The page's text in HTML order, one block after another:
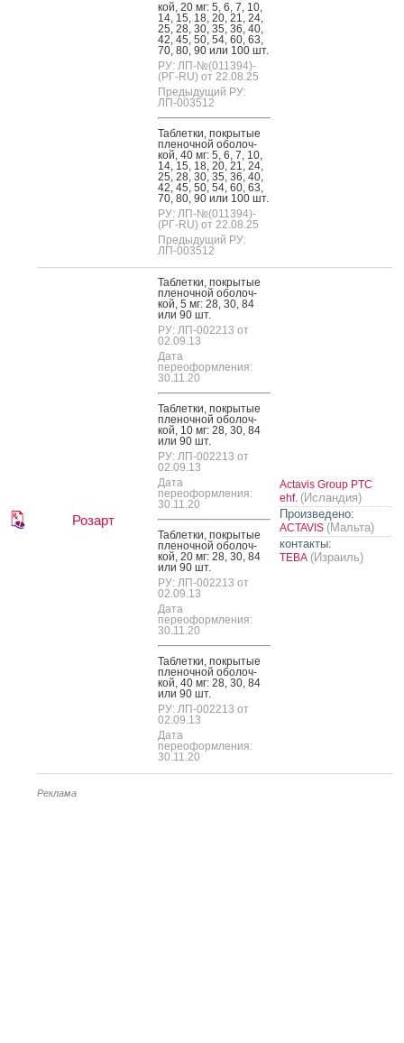
кой, 20 мг: 5, 6, 7, 10,
14, 15, 18, 20, 21, 24,
25, 28, 30, 35, 36, 40,
42, 45, 50, 54, 60, 63,
70, 80, 90 или 100 шт.
РУ: ЛП-№(011394)-
(РГ-RU) от 22.08.25
Предыдущий РУ:
ЛП-003512
Таб­летки, пок­ры­тые
пле­ноч­ной обо­лоч­
кой, 40 мг: 5, 6, 7, 10,
14, 15, 18, 20, 21, 24,
25, 28, 30, 35, 36, 40,
42, 45, 50, 54, 60, 63,
70, 80, 90 или 100 шт.
РУ: ЛП-№(011394)-
(РГ-RU) от 22.08.25
Предыдущий РУ:
ЛП-003512
Розарт
Таб­летки, пок­ры­тые
пле­ноч­ной обо­лоч­
кой, 5 мг: 28, 30, 84
или 90 шт.
РУ: ЛП-002213 от
02.09.13
Дата
переоформления:
30.11.20
Таб­летки, пок­ры­тые
пле­ноч­ной обо­лоч­
кой, 10 мг: 28, 30, 84
или 90 шт.
РУ: ЛП-002213 от
02.09.13
Дата
переоформления:
30.11.20
Таб­летки, пок­ры­тые
пле­ноч­ной обо­лоч­
кой, 20 мг: 28, 30, 84
или 90 шт.
РУ: ЛП-002213 от
02.09.13
Дата
переоформления:
30.11.20
Таб­летки, пок­ры­тые
пле­ноч­ной обо­лоч­
кой, 40 мг: 28, 30, 84
или 90 шт.
РУ: ЛП-002213 от
02.09.13
Дата
переоформления:
30.11.20
Actavis Group PTC
ehf. (Исландия)
Произведено:
ACTAVIS (Мальта)
контакты:
ТЕВА (Израиль)
Реклама